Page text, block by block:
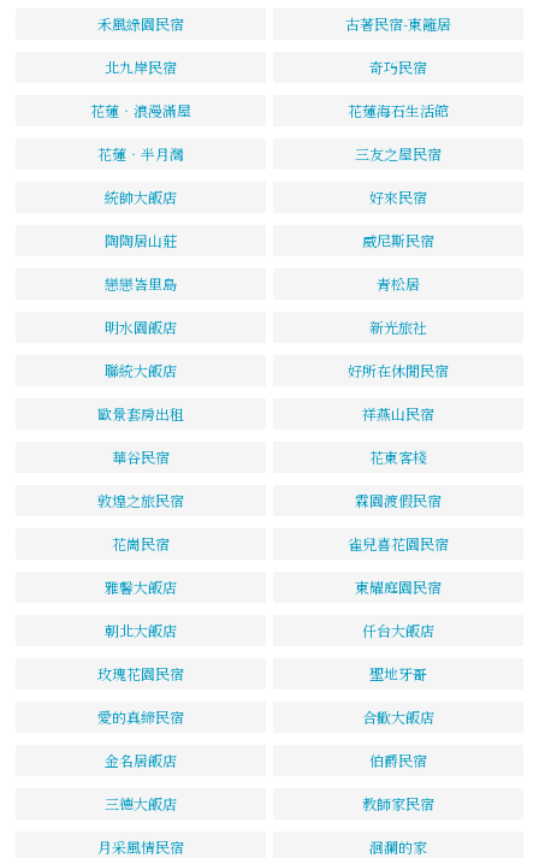
禾風綠園民宿 古著民宿-東籬居
北九岸民宿 奇巧民宿
花蓮‧浪漫滿屋 花蓮海石生活館
花蓮‧半月灣 三友之屋民宿
統帥大飯店 好來民宿
陶陶居山莊 威尼斯民宿
戀戀峇里島 青松居
明水園飯店 新光旅社
聯統大飯店 好所在休閒民宿
歐景套房出租 祥燕山民宿
華谷民宿 花東客棧
敦煌之旅民宿 霖園渡假民宿
花崗民宿 雀兒喜花園民宿
雅馨大飯店 東耀庭園民宿
朝北大飯店 仟台大飯店
玫瑰花園民宿 聖地牙哥
愛的真締民宿 合歡大飯店
金名居飯店 伯爵民宿
三德大飯店 教師家民宿
月采風情民宿 洄瀾的家